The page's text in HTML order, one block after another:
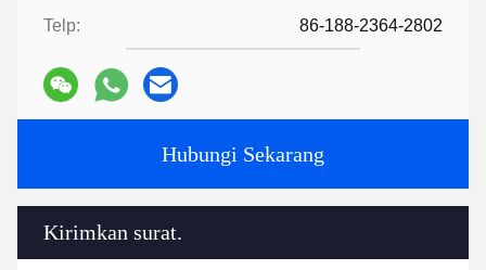
Telp: 86-188-2364-2802
Hubungi Sekarang
Kirimkan surat.